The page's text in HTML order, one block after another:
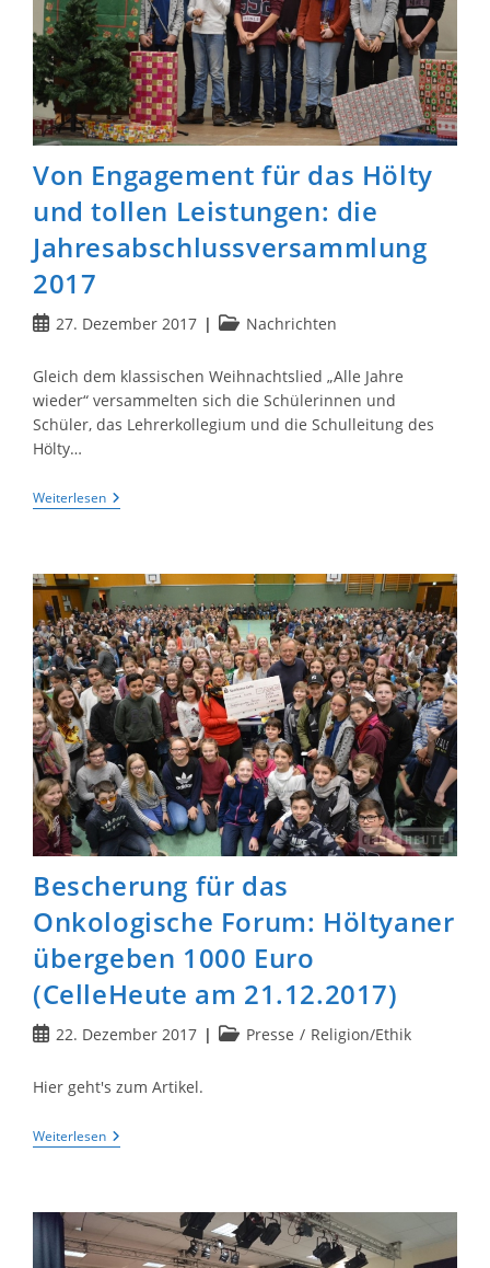
Von Engagement für das Hölty
und tollen Leistungen: die
Jahresabschlussversammlung
2017
Beitrag
27. Dezember 2017
Beitrags-
Nachrichten
Gleich dem klassischen Weihnachtslied „Alle Jahre
wieder“ versammelten sich die Schülerinnen und
Schüler, das Lehrerkollegium und die Schulleitung des
Hölty…
WeiterlesenVon
Engagement
Und
Tollen
Leistungen:
Die
Jahresabschlussversammlung
2017
Bescherung für das
Onkologische Forum: Höltyaner
übergeben 1000 Euro
(CelleHeute am 21.12.2017)
Beitrag
22. Dezember 2017
Beitrags-
Presse / Religion/Ethik
Hier geht's zum Artikel.
WeiterlesenBescherung
Für
Höltyaner
Übergeben
1000